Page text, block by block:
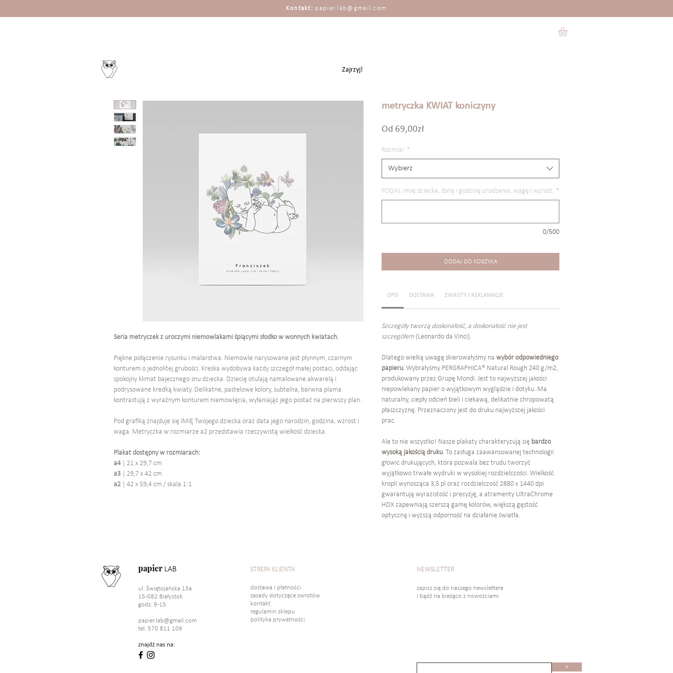
Kontakt: papier.lab@gmail.com
Zajrzyj!
Seria metryczek z uroczymi niemowlakami śpiącymi słodko w wonnych kwiatach.
Piękne połączenie rysunku i malarstwa. Niemowle narysowane jest płynnym, czarnym
konturem o jednolitej grubości. Kreska wydobywa każdy szczegół małej postaci, oddając
spokojny klimat bajecznego snu dziecka. Dziecię otulają namalowane akwarelą i
podrysowane kredką kwiaty. Delikatne, pastelowe kolory, subtelna, barwna plama
kontrastują z wyraźnym konturem niemowlęcia, wyłaniając jego postać na pierwszy plan.
Pod grafiką znajduje się IMIĘ Twojego dziecka oraz data jego narodzin, godzina, wzrost i
waga. Metryczka w rozmiarze a2 przedstawia rzeczywistą wielkość dziecka.
Plakat dostępny w rozmiarach:
a4 | 21 x 29,7 cm
a3 | 29,7 x 42 cm
a2 | 42 x 59,4 cm / skala 1:1
metryczka KWIAT koniczyny
Od 69,00złCena
Rozmiar *
Wybierz
PODAJ: imię dziecka, datę i godzinę urodzenia, wagę i wzrost. *
0/500
DODAJ DO KOSZYKA
OPIS DOSTAWA ZWROTY I REKLAMACJE
Szczegóły tworzą doskonałość, a doskonałość nie jest
szczegółem (Leonardo da Vinci).
Dlatego wielką uwagę skierowałyśmy na wybór odpowiedniego
papieru. Wybrałyśmy PERGRAPHICA® Natural Rough 240 g/m2,
produkowany przez Grupę Mondi. Jest to najwyższej jakości
niepowlekany papier o wyjątkowym wyglądzie i dotyku. Ma
naturalny, ciepły odcień bieli i ciekawą, delikatnie chropowatą
płaszczyznę. Przeznaczony jest do druku najwyższej jakości
prac.
Ale to nie wszystko! Nasze plakaty charakteryzują się bardzo
wysoką jakością druku. To zasługa zaawansowanej technologii
głowic drukujących, która pozwala bez trudu tworzyć
wyjątkowo trwałe wydruki w wysokiej rozdzielczości. Wielkość
kropli wynosząca 3,5 pl oraz rozdzielczość 2880 x 1440 dpi
gwarantują wyrazistość i precyzję, a atramenty UltraChrome
HDX zapewniają szerszą gamę kolorów, większą gęstość
optyczną i wyższą odporność na działanie światła.
papierLAB
ul. Świętojańska 13a
15-082 Białystok
godz. 9-15
papier.lab@gmail.com
tel. 570 811 109
znajdź nas na:
STREFA KLIENTA
dostawa i płatności
zasady dotyczące zwrotów
kontakt
regulamin sklepu
polityka prywatności
NEWSLETTER
zapisz się do naszego newslettera
i bądź na bieżąco z nowościami
>